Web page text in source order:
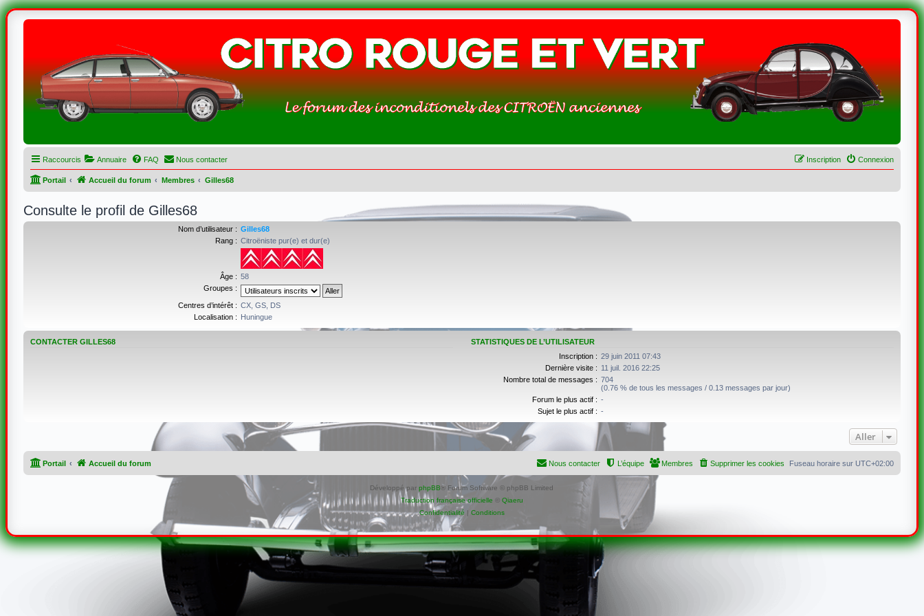
Raccourcis Annuaire FAQ Nous contacter Connexion
Inscription
Portail Accueil du forum Membres Gilles68
Consulte le profil de Gilles68
Nom d’utilisateur : Gilles68
Rang : Citroëniste pur(e) et dur(e)
Âge : 58
Groupes :
Centres d’intérêt : CX, GS, DS
Localisation : Huningue
CONTACTER GILLES68
STATISTIQUES DE L’UTILISATEUR
Inscription : 29 juin 2011 07:43
Dernière visite : 11 juil. 2016 22:25
Nombre total de messages : 704
(0.76 % de tous les messages / 0.13 messages par jour)
Forum le plus actif : -
Sujet le plus actif : -
Aller
Portail Accueil du forum Fuseau horaire sur UTC+02:00
Supprimer les cookies
Membres
L’équipe
Nous contacter
Développé parphpBB ® Forum Software © phpBB Limited
Traduction française officielle © Qiaeru
Confidentialité | Conditions